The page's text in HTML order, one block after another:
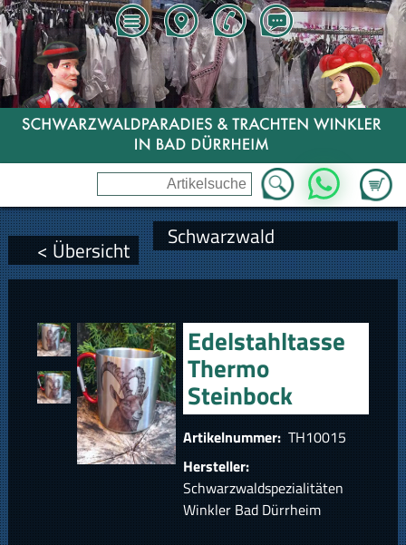
Zum
WhatsApp
< Übersicht Schwarzwald
Edelstahltasse
Thermo
Steinbock
Artikelnummer: TH10015
Hersteller:
Schwarzwaldspezialitäten
Winkler Bad Dürrheim